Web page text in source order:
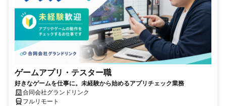
ゲームアプリ・テスター職
好きなゲームを仕事に。未経験から始めるアプリチェック業務
合同会社グランドリンク
フルリモート